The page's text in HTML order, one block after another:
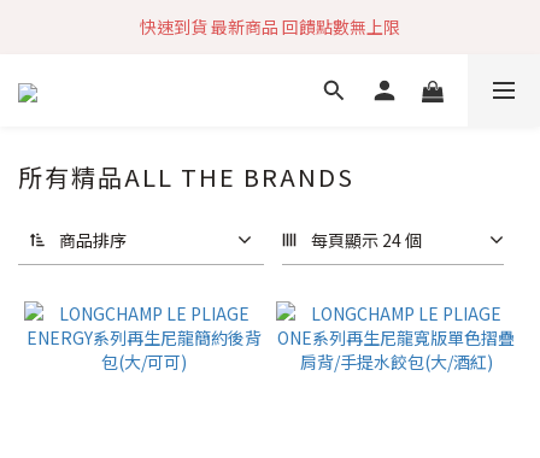
加入社群 獲取最新商品資訊
快速到貨 最新商品 回饋點數無上限
加入社群 獲取最新商品資訊
所有精品ALL THE BRANDS
商品排序 每頁顯示 24 個